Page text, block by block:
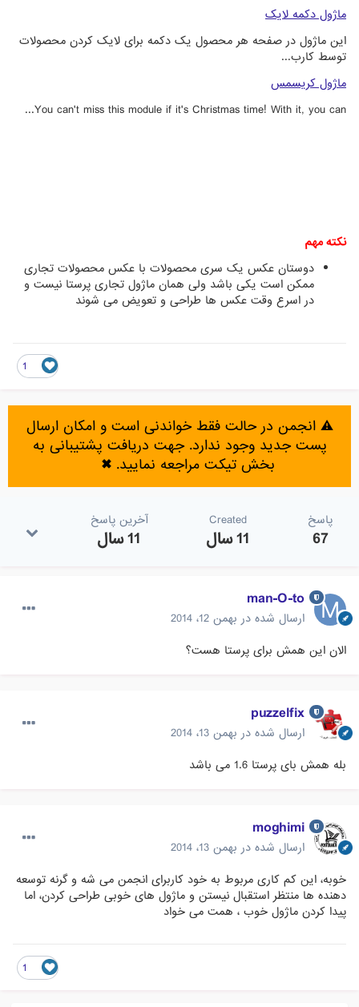
ماژول دکمه لایک
این ماژول در صفحه هر محصول یک دکمه برای لایک کردن محصولات
توسط کارب...
ماژول کریسمس
You can't miss this module if it's Christmas time! With it, you can...
نکته مهم
دوستان عکس یک سری محصولات با عکس محصولات تجاری
ممکن است یکی باشد ولی همان ماژول تجاری پرستا نیست و
در اسرع وقت عکس ها طراحی و تعویض می شوند
⚠️ انجمن در حالت فقط خواندنی است و امکان ارسال
پست جدید وجود ندارد. جهت دریافت پشتیبانی به
بخش تیکت مراجعه نمایید. ✖
پاسخ
67
Created
11 سال
آخرین پاسخ
11 سال
man-O-to
ارسال شده در بهمن 12، 2014
الان این همش برای پرستا هست؟
puzzelfix
ارسال شده در بهمن 13، 2014
بله همش بای پرستا 1.6 می باشد
moghimi
ارسال شده در بهمن 13، 2014
خوبه، این کم کاری مربوط به خود کاربرای انجمن می شه و گرنه توسعه
دهنده ها منتظر استقبال نیستن و ماژول های خوبی طراحی کردن، اما
پیدا کردن ماژول خوب ، همت می خواد